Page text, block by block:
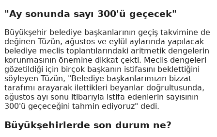
"Ay sonunda sayı 300'ü geçecek"
Büyükşehir belediye başkanlarının geçiş takvimine de
değinen Tüzün, ağustos ve eylül aylarında yapılacak
belediye meclis toplantılarındaki aritmetik dengelerin
korunmasının önemine dikkat çekti. Meclis dengeleri
gözetildiği için birçok başkanın istifasını beklettiğini
söyleyen Tüzün, "Belediye başkanlarımızın bizzat
tarafımı arayarak ilettikleri beyanlar doğrultusunda,
ağustos ayı sonu itibarıyla istifa edenlerin sayısının
300'ü geçeceğini tahmin ediyoruz" dedi.
Büyükşehirlerde son durum ne?